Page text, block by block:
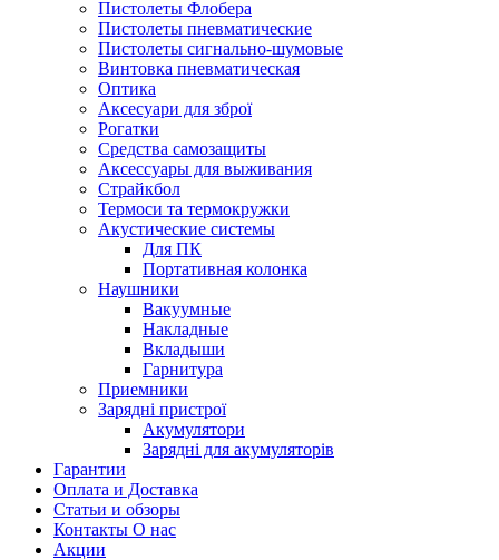
Пистолеты Флобера
Пистолеты пневматические
Пистолеты сигнально-шумовые
Винтовка пневматическая
Оптика
Аксесуари для зброї
Рогатки
Средства самозащиты
Аксессуары для выживания
Страйкбол
Термоси та термокружки
Акустические системы
Для ПК
Портативная колонка
Наушники
Вакуумные
Накладные
Вкладыши
Гарнитура
Приемники
Зарядні пристрої
Акумулятори
Зарядні для акумуляторів
Гарантии
Оплата и Доставка
Статьи и обзоры
Контакты О нас
Акции